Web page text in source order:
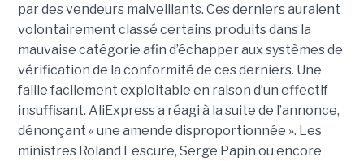
par des vendeurs malveillants. Ces derniers auraient
volontairement classé certains produits dans la
mauvaise catégorie afin d’échapper aux systèmes de
vérification de la conformité de ces derniers. Une
faille facilement exploitable en raison d’un effectif
insuffisant. AliExpress a réagi à la suite de l’annonce,
dénonçant « une amende disproportionnée ». Les
ministres Roland Lescure, Serge Papin ou encore